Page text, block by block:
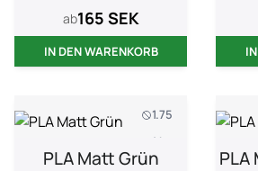
ab165 SEK
IN DEN WARENKORB
1.75
1 kg
PLA Matt Grün